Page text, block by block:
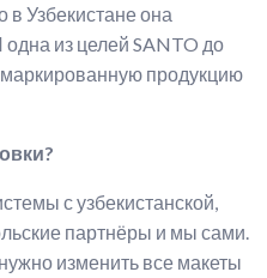
в Узбекистане она
из целей SANTO до
маркированную продукцию
с узбекистанской,
партнёры и мы сами.
изменить все макеты